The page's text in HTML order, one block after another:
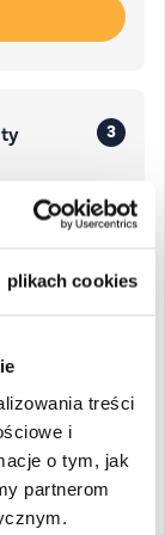
plikach cookies
treści
i
o tym, jak
partnerom
3